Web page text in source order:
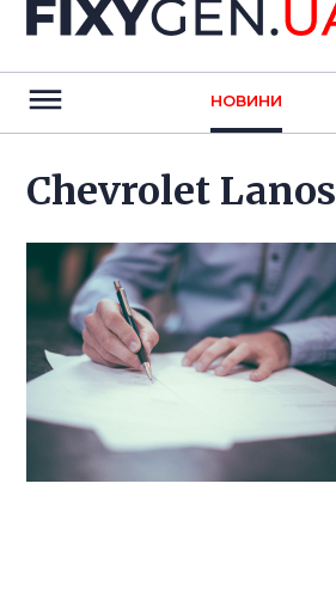
НОВИНИ
Chevrolet Lanos